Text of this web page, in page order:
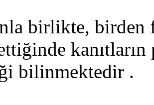
birlikte, birden
bilinmektedir .